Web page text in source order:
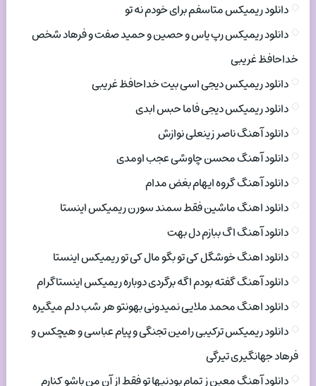
دانلود ریمیکس متاسفم برای خودم نه تو
دانلود ریمیکس رپ یاس و حصین و حمید صفت و فرهاد شخص
خداحافظ غریبی
دانلود ریمیکس دیجی اسی بیت خداحافظ غریبی
دانلود ریمیکس دیجی فاما حبس ابدی
دانلود آهنگ ناصر زینعلی نوازش
دانلود آهنگ محسن چاوشی عجب اومدی
دانلود آهنگ گروه ایهام بغض مدام
دانلود اهنگ ماشین فقط سمند سورن ریمیکس اینستا
دانلود آهنگ اگ ببازم دل بهت
دانلود اهنگ خوشگل کی تو بگو مال کی تو ریمیکس اینستا
دانلود آهنگ گفته بودم اگه برگردی دوباره ریمیکس اینستاگرام
دانلود اهنگ محمد ملایی نمیدونی بهونتو هر شب دلم میگیره
دانلود ریمیکس ترکیبی رامین تجنگی و پیام عباسی و هیچکس و
فرهاد جهانگیری تیرگی
دانلود آهنگ معین ز تمام بودنیها تو فقط از آن من باشو کنارم